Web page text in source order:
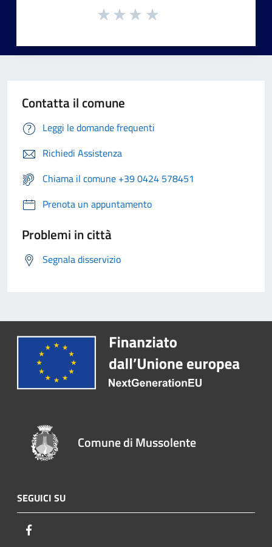
Contatta il comune
Leggi le domande frequenti
Richiedi Assistenza
Chiama il comune +39 0424 578451
Prenota un appuntamento
Problemi in città
Segnala disservizio
Comune di Mussolente
SEGUICI SU